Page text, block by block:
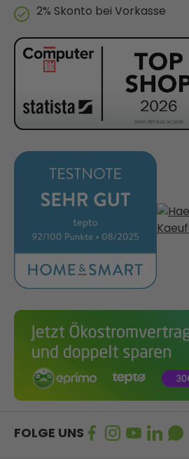
2% Skonto bei Vorkasse
FOLGE UNS